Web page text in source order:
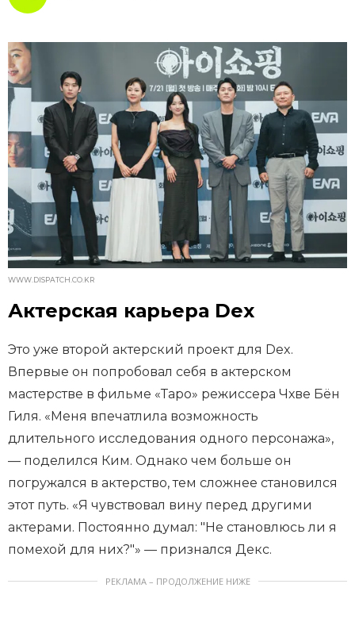
WWW.DISPATCH.CO.KR
Актерская карьера Dex
Это уже второй актерский проект для Dex.
Впервые он попробовал себя в актерском
мастерстве в фильме «Таро» режиссера Чхве Бён
Гиля. «Меня впечатлила возможность
длительного исследования одного персонажа»,
— поделился Ким. Однако чем больше он
погружался в актерство, тем сложнее становился
этот путь. «Я чувствовал вину перед другими
актерами. Постоянно думал: "Не становлюсь ли я
помехой для них?"» — признался Декс.
РЕКЛАМА – ПРОДОЛЖЕНИЕ НИЖЕ